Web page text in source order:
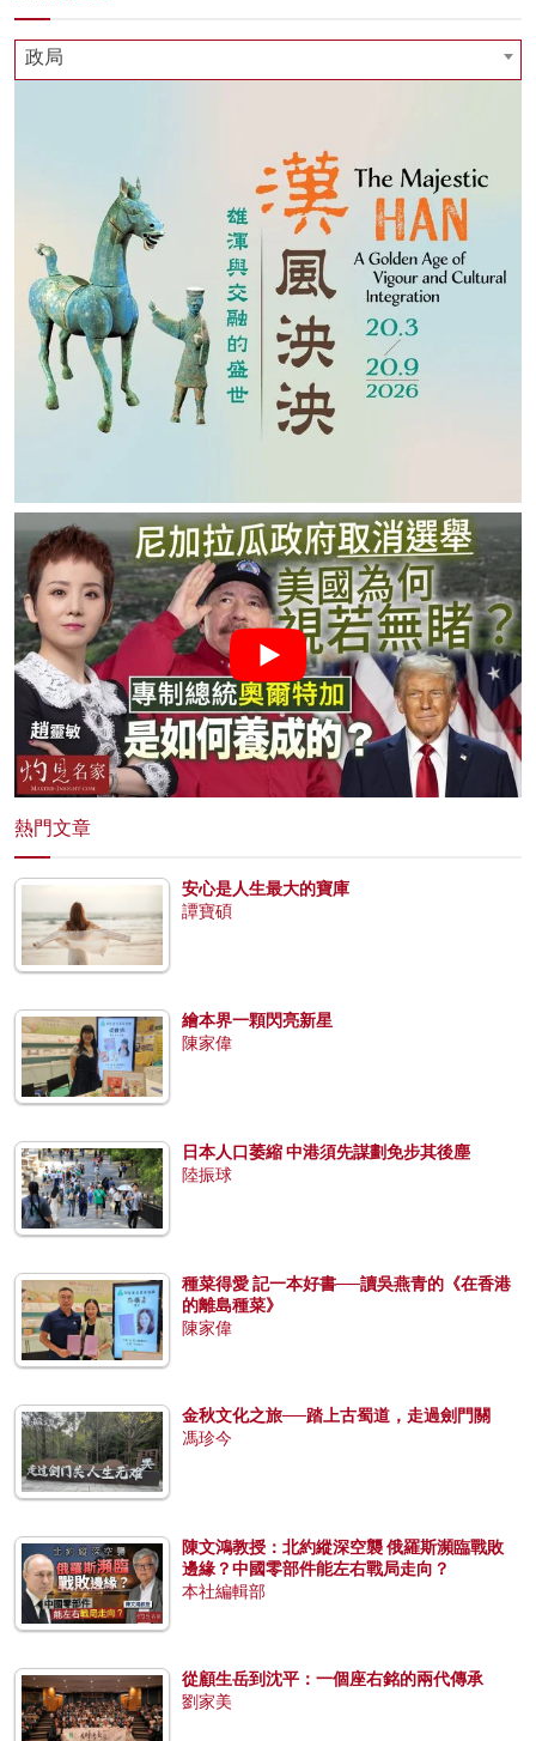
政局
熱門文章
安心是人生最大的寶庫
譚寶碩
繪本界一顆閃亮新星
陳家偉
日本人口萎縮 中港須先謀劃免步其後塵
陸振球
種菜得愛 記一本好書──讀吳燕青的《在香港
的離島種菜》
陳家偉
金秋文化之旅──踏上古蜀道，走過劍門關
馮珍今
陳文鴻教授：北約縱深空襲 俄羅斯瀕臨戰敗
邊緣？中國零部件能左右戰局走向？
本社編輯部
從顧生岳到沈平：一個座右銘的兩代傳承
劉家美